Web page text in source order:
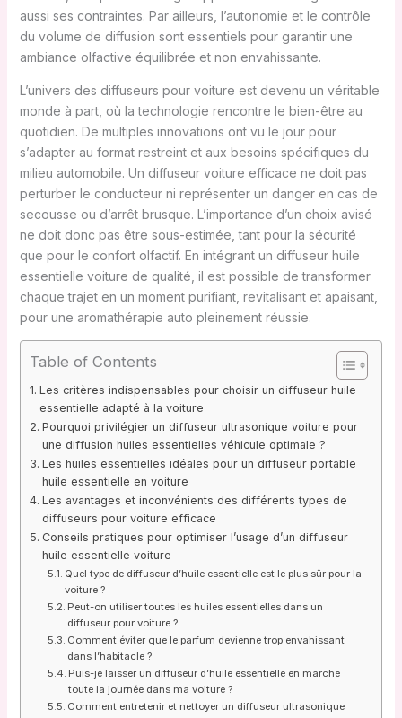
aussi ses contraintes. Par ailleurs, l’autonomie et le contrôle
du volume de diffusion sont essentiels pour garantir une
ambiance olfactive équilibrée et non envahissante.
L’univers des diffuseurs pour voiture est devenu un véritable
monde à part, où la technologie rencontre le bien-être au
quotidien. De multiples innovations ont vu le jour pour
s’adapter au format restreint et aux besoins spécifiques du
milieu automobile. Un diffuseur voiture efficace ne doit pas
perturber le conducteur ni représenter un danger en cas de
secousse ou d’arrêt brusque. L’importance d’un choix avisé
ne doit donc pas être sous-estimée, tant pour la sécurité
que pour le confort olfactif. En intégrant un diffuseur huile
essentielle voiture de qualité, il est possible de transformer
chaque trajet en un moment purifiant, revitalisant et apaisant,
pour une aromathérapie auto pleinement réussie.
Table of Contents
Les critères indispensables pour choisir un diffuseur huile
essentielle adapté à la voiture
Pourquoi privilégier un diffuseur ultrasonique voiture pour
une diffusion huiles essentielles véhicule optimale ?
Les huiles essentielles idéales pour un diffuseur portable
huile essentielle en voiture
Les avantages et inconvénients des différents types de
diffuseurs pour voiture efficace
Conseils pratiques pour optimiser l’usage d’un diffuseur
huile essentielle voiture
Quel type de diffuseur d’huile essentielle est le plus sûr pour la
voiture ?
Peut-on utiliser toutes les huiles essentielles dans un
diffuseur pour voiture ?
Comment éviter que le parfum devienne trop envahissant
dans l’habitacle ?
Puis-je laisser un diffuseur d’huile essentielle en marche
toute la journée dans ma voiture ?
Comment entretenir et nettoyer un diffuseur ultrasonique